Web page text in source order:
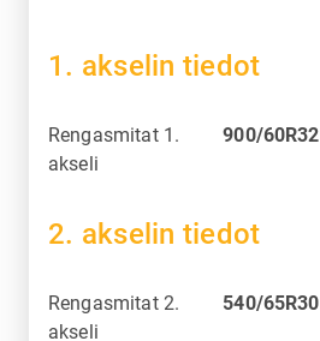
1. akselin tiedot
Rengasmitat 1.
akseli
900/60R32
2. akselin tiedot
Rengasmitat 2.
akseli
540/65R30